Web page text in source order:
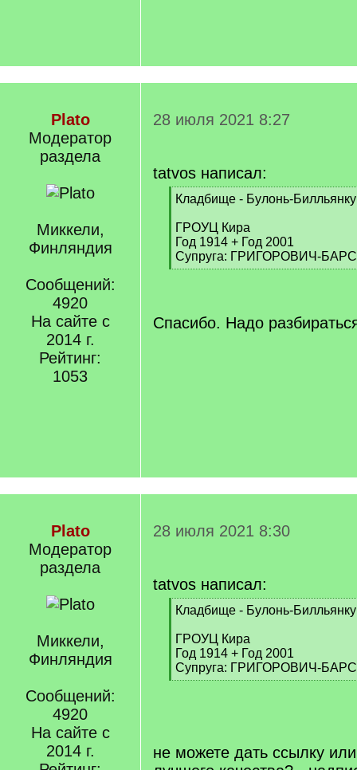
Plato
Модератор
раздела
Миккели,
Финляндия
Сообщений:
4920
На сайте с
2014 г.
Рейтинг:
1053
28 июля 2021 8:27
tatvos написал:
[
]
Кладбище - Булонь-
ГРОУЦ Кира
Год 1914 + Год 2001
Супруга: ГРИГОРОВИЧ-
[
Спасибо. Надо
Plato
Модератор
раздела
Миккели,
Финляндия
Сообщений:
4920
На сайте с
2014 г.
28 июля 2021 8:30
tatvos написал:
[
]
Кладбище - Булонь-
ГРОУЦ Кира
Год 1914 + Год 2001
Супруга: ГРИГОРОВИЧ-
[
не можете дать ссылку